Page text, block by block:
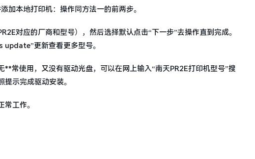
本地打印机：操作同方法一的前两步。
对应的厂商和型号），然后选择默认点击“下一步”去操作直到完成。
更新查看更多型号。
常使用，又没有驱动光盘，可以在网上输入“南天PR2E打印机型号”搜
示完成驱动安装。
工作。